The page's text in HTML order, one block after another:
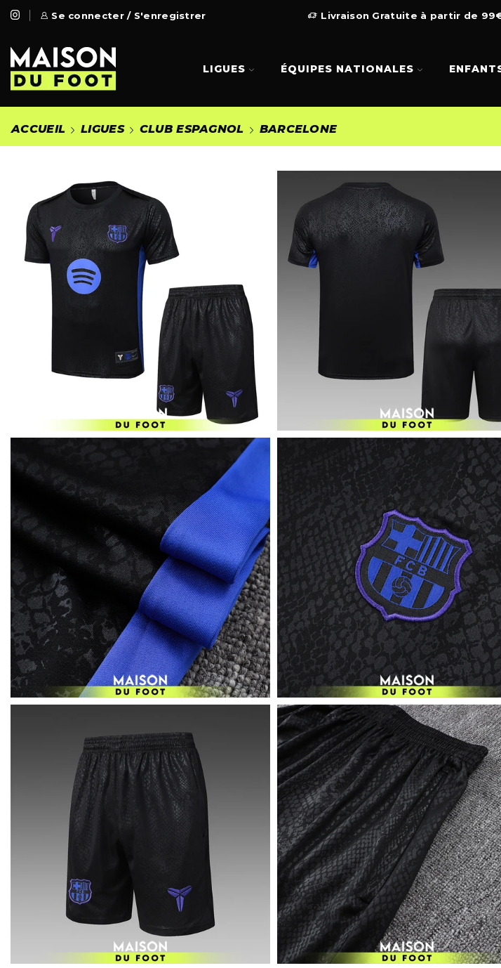
Se connecter / S'enregistrer
à partir de 99€ Go Shop Livraison Gratuite à partir de
LIGUES ÉQUIPES NATIONALES
ACCUEIL LIGUES CLUB ESPAGNOL BARCELONE